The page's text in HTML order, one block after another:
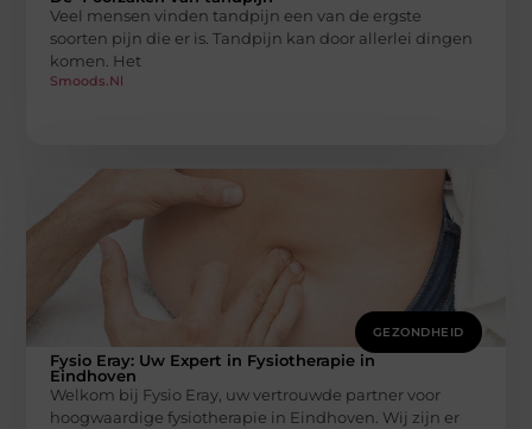
Veel mensen vinden tandpijn een van de ergste
soorten pijn die er is. Tandpijn kan door allerlei dingen
komen. Het
Smoods.nl
GEZONDHEID
Fysio Eray: Uw Expert in Fysiotherapie in
Eindhoven
Welkom bij Fysio Eray, uw vertrouwde partner voor
hoogwaardige fysiotherapie in Eindhoven. Wij zijn er